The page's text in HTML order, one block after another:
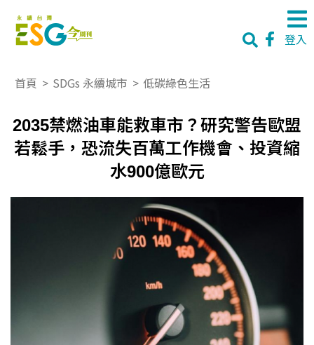
登入
首頁 > SDGs 永續城市 > 低碳綠色生活
2035禁燃油車能救車市？研究警告歐盟
若鬆手，恐流失百萬工作機會、投資縮
水900億歐元